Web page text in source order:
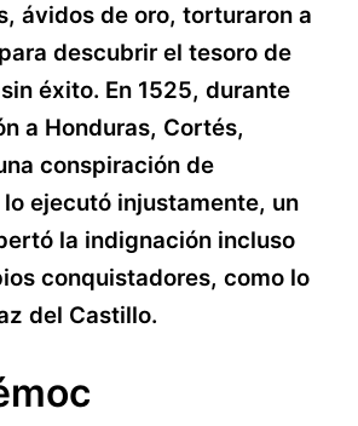
ávidos de oro, torturaron a
descubrir el tesoro de
éxito. En 1525, durante
a Honduras, Cortés,
conspiración de
ejecutó injustamente, un
la indignación incluso
conquistadores, como lo
del Castillo.